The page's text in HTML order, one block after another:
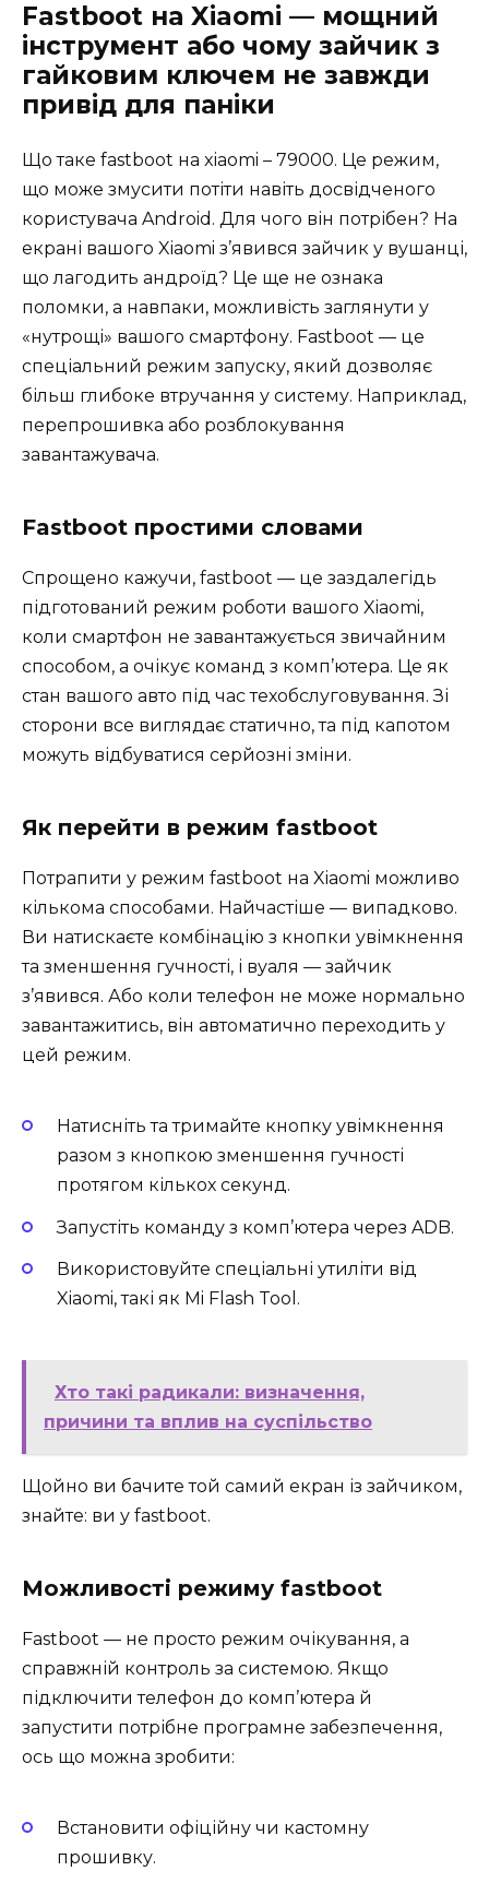
Fastboot на Xiaomi — мощний
інструмент або чому зайчик з
гайковим ключем не завжди
привід для паніки
Що таке fastboot на xiaomi – 79000. Це режим,
що може змусити потіти навіть досвідченого
користувача Android. Для чого він потрібен? На
екрані вашого Xiaomi з’явився зайчик у вушанці,
що лагодить андроїд? Це ще не ознака
поломки, а навпаки, можливість заглянути у
«нутрощі» вашого смартфону. Fastboot — це
спеціальний режим запуску, який дозволяє
більш глибоке втручання у систему. Наприклад,
перепрошивка або розблокування
завантажувача.
Fastboot простими словами
Спрощено кажучи, fastboot — це заздалегідь
підготований режим роботи вашого Xiaomi,
коли смартфон не завантажується звичайним
способом, а очікує команд з комп’ютера. Це як
стан вашого авто під час техобслуговування. Зі
сторони все виглядає статично, та під капотом
можуть відбуватися серйозні зміни.
Як перейти в режим fastboot
Потрапити у режим fastboot на Xiaomi можливо
кількома способами. Найчастіше — випадково.
Ви натискаєте комбінацію з кнопки увімкнення
та зменшення гучності, і вуаля — зайчик
з’явився. Або коли телефон не може нормально
завантажитись, він автоматично переходить у
цей режим.
Натисніть та тримайте кнопку увімкнення
разом з кнопкою зменшення гучності
протягом кількох секунд.
Запустіть команду з комп’ютера через ADB.
Використовуйте спеціальні утиліти від
Xiaomi, такі як Mi Flash Tool.
Хто такі радикали: визначення,
причини та вплив на суспільство
Щойно ви бачите той самий екран із зайчиком,
знайте: ви у fastboot.
Можливості режиму fastboot
Fastboot — не просто режим очікування, а
справжній контроль за системою. Якщо
підключити телефон до комп’ютера й
запустити потрібне програмне забезпечення,
ось що можна зробити:
Встановити офіційну чи кастомну
прошивку.